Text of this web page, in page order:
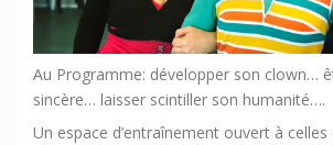
Au Programme: développer son clown…
sincère… laisser scintiller son humanité….
Un espace d’entraînement ouvert à